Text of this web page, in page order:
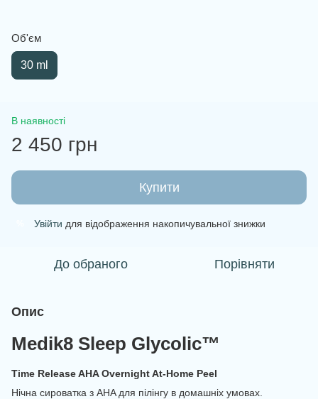
Об'єм
30 ml
В наявності
2 450 грн
Купити
Увійти для відображення накопичувальної знижки
До обраного Порівняти
Опис
Medik8 Sleep Glycolic™
Time Release AHA Overnight At-Home Peel
Нічна сироватка з AHA для пілінгу в домашніх умовах.